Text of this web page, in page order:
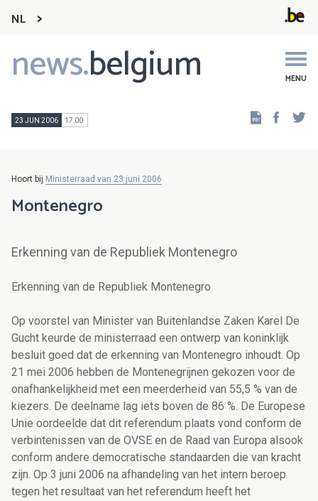
NL
news.belgium MENU
Main
navigation
23 JUN 2006 17:00
Hoort bij Ministerraad van 23 juni 2006
Montenegro
Erkenning van de Republiek Montenegro
Erkenning van de Republiek Montenegro
Op voorstel van Minister van Buitenlandse Zaken Karel De
Gucht keurde de ministerraad een ontwerp van koninklijk
besluit goed dat de erkenning van Montenegro inhoudt. Op
21 mei 2006 hebben de Montenegrijnen gekozen voor de
onafhankelijkheid met een meerderheid van 55,5 % van de
kiezers. De deelname lag iets boven de 86 %. De Europese
Unie oordeelde dat dit referendum plaats vond conform de
verbintenissen van de OVSE en de Raad van Europa alsook
conform andere democratische standaarden die van kracht
zijn. Op 3 juni 2006 na afhandeling van het intern beroep
tegen het resultaat van het referendum heeft het